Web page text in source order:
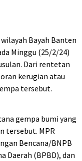
Bayah Banten
Minggu (25/2/24)
Dari rentetan
kerugian atau
tersebut.
gempa bumi yang
tersebut. MPR
Bencana/BNPB
Daerah (BPBD), dan